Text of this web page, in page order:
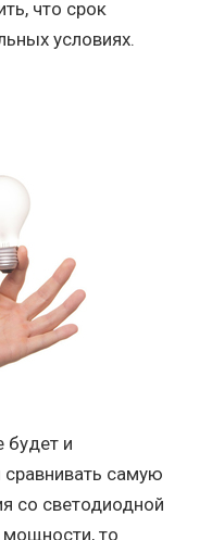
что срок
условиях.
и
сравнивать самую
со светодиодной
мощности, то